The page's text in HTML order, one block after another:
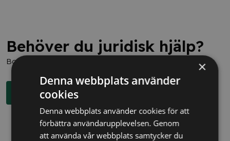
Behöver du juridisk hjälp?
Boka en kostnadsfri konsultation direkt via knappen nedan.
Boka rådgivning
×
Denna webbplats använder
cookies
Denna webbplats använder cookies för att
förbättra användarupplevelsen. Genom
att använda vår webbplats samtycker du